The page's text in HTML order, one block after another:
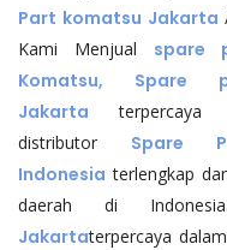
Part komatsu Jakarta
Kami Menjual spare
Komatsu, Spare
Jakarta terpercaya
distributor Spare
Indonesia terlengkap
daerah di
Jakartaterpercaya